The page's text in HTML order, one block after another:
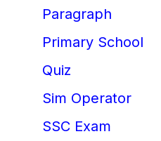
Paragraph
Primary School
Quiz
Sim Operator
SSC Exam